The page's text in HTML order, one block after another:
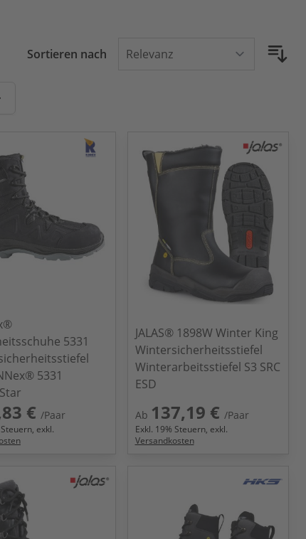
Sortieren nach
5331
5331
€ /Paar
exkl.
JALAS® 1898W Winter King
Wintersicherheitsstiefel
Winterarbeitsstiefel S3 SRC
ESD
Ab 137,19 € /Paar
Exkl. 19% Steuern, exkl.
Versandkosten